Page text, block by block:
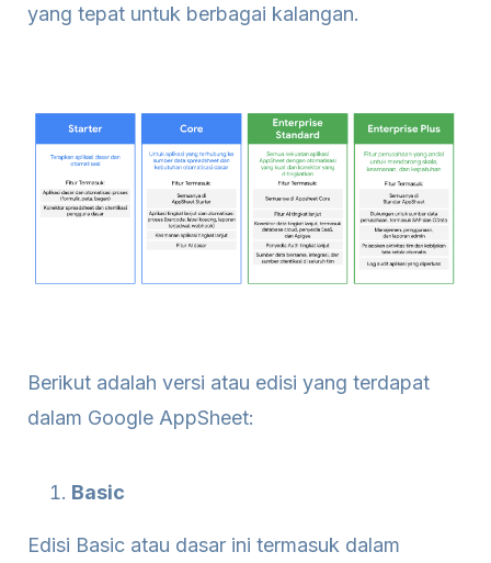
yang tepat untuk berbagai kalangan.
Berikut adalah versi atau edisi yang terdapat
dalam Google AppSheet:
Basic
Edisi Basic atau dasar ini termasuk dalam